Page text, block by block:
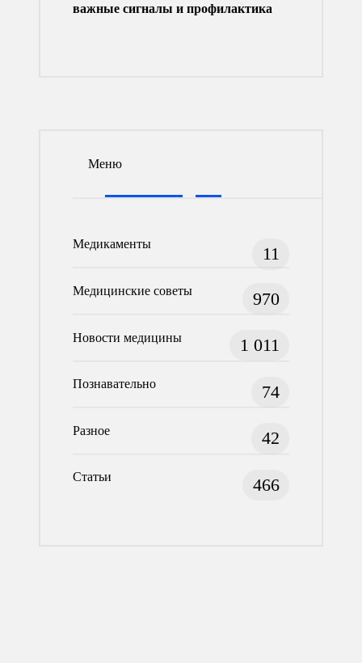
важные сигналы и профилактика
Меню
Медикаменты 11
Медицинские советы 970
Новости медицины 1 011
Познавательно 74
Разное 42
Статьи 466